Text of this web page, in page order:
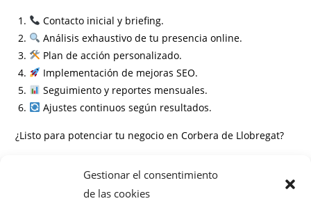
Gestionar el consentimiento
de las cookies
Contacto inicial y briefing.
Análisis exhaustivo de tu presencia online.
Plan de acción personalizado.
Implementación de mejoras SEO.
Seguimiento y reportes mensuales.
Ajustes continuos según resultados.
¿Listo para potenciar tu negocio en Corbera de Llobregat?
Información
Preguntas frecuentes